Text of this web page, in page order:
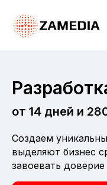
от 14 дней и
Создаем
выделяют бизнес
завоевать